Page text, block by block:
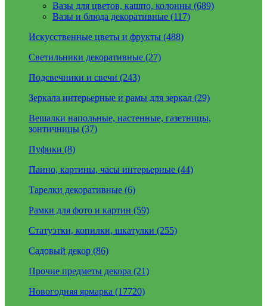
Вазы для цветов, кашпо, колонны (689)
Вазы и блюда декоративные (117)
Искусственные цветы и фрукты (488)
Светильники декоративные (27)
Подсвечники и свечи (243)
Зеркала интерьерные и рамы для зеркал (29)
Вешалки напольные, настенные, газетницы,
зонтичницы (37)
Пуфики (8)
Панно, картины, часы интерьерные (44)
Тарелки декоративные (6)
Рамки для фото и картин (59)
Статуэтки, копилки, шкатулки (255)
Садовый декор (86)
Прочие предметы декора (21)
Новогодняя ярмарка (17720)